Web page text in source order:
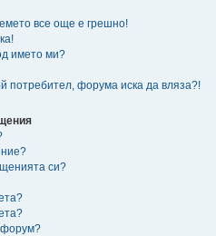
все още е грешно!
името ми?
потребител, форума иска да вляза?!
си?
форум?